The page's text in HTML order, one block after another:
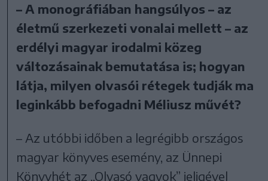
– A monográfiában hangsúlyos – az
életmű szerkezeti vonalai mellett – az
erdélyi magyar irodalmi közeg
változásainak bemutatása is; hogyan
látja, milyen olvasói rétegek tudják ma
leginkább befogadni Méliusz művét?
– Az utóbbi időben a legrégibb országos
magyar könyves esemény, az Ünnepi
Könyvhét az „Olvasó vagyok” jeligével